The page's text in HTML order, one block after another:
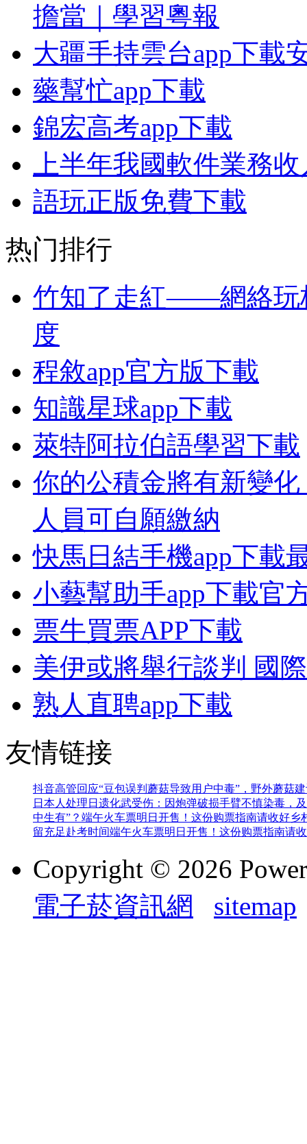
擔當｜學習粵報
大疆手持雲台app下載
藥幫忙app下載
錦宏高考app下載
上半年我國軟件業務
語玩正版免費下載
热门排行
竹知了走紅——網絡玩
度
程敘app官方版下載
知識星球app下載
萊特阿拉伯語學習下載
你的公積金將有新變
人員可自願繳納
快馬日結手機app下載
小藝幫助手app下載官
票牛買票APP下載
美伊或將舉行談判 國
熟人直聘app下載
友情链接
抖音高管回应“豆包误判蘑菇导致用户中毒”，野外蘑菇
日本人处理日遗化武受伤：因炮弹破损手臂不慎染毒，
中生有”？ 端午火车票明日开售！这份购票指南请收好乡
留充足赴考时间端午火车票明日开售！这份购票指南请
Copyright © 2026
電子菸資訊網
sitemap